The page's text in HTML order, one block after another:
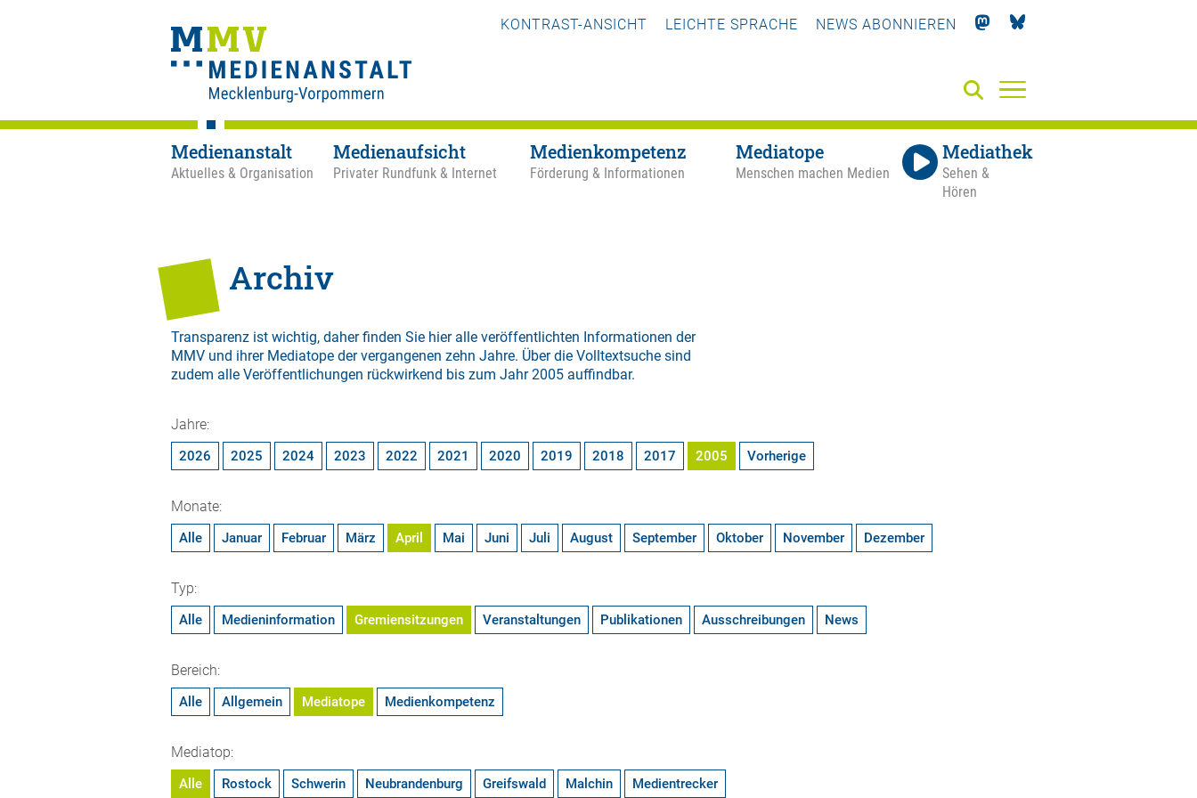
KONTRAST-ANSICHT LEICHTE SPRACHE NEWS ABONNIEREN
Medienanstalt
Aktuelles & Organisation
Medienaufsicht
Privater Rundfunk & Internet
Medienkompetenz
Förderung & Informationen
Mediatope
Menschen machen Medien
Mediathek
Sehen &
Hören
Archiv
Transparenz ist wichtig, daher finden Sie hier alle veröffentlichten Informationen der
MMV und ihrer Mediatope der vergangenen zehn Jahre. Über die Volltextsuche sind
zudem alle Veröffentlichungen rückwirkend bis zum Jahr 2005 auffindbar.
Jahre:
2026 2025 2024 2023 2022 2021 2020 2019 2018 2017 2005 Vorherige
Monate:
Alle Januar Februar März April Mai Juni Juli August September Oktober November Dezember
Typ:
Alle Medieninformation Gremiensitzungen Veranstaltungen Publikationen Ausschreibungen News
Bereich:
Alle Allgemein Mediatope Medienkompetenz
Mediatop:
Alle Rostock Schwerin Neubrandenburg Greifswald Malchin Medientrecker